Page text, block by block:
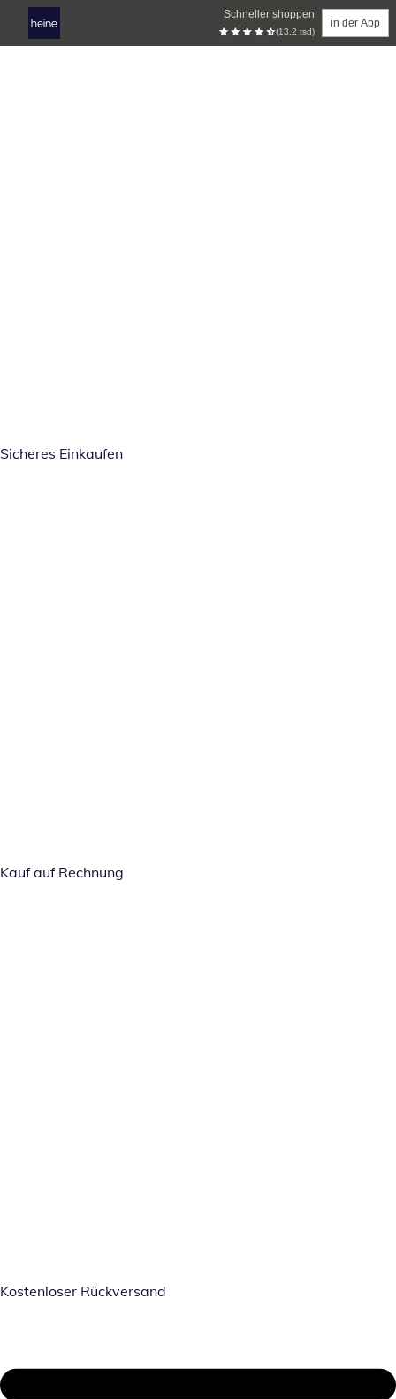
Schneller shoppen
(13.2 tsd)
in der App
Sicheres Einkaufen
Kauf auf Rechnung
Kostenloser Rückversand